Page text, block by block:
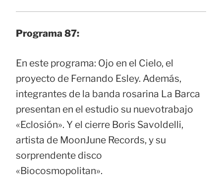
Programa 87:
En este programa: Ojo en el Cielo, el
proyecto de Fernando Esley. Además,
integrantes de la banda rosarina La Barca
presentan en el estudio su nuevotrabajo
«Eclosión». Y el cierre Boris Savoldelli,
artista de MoonJune Records, y su
sorprendente disco
«Biocosmopolitan».